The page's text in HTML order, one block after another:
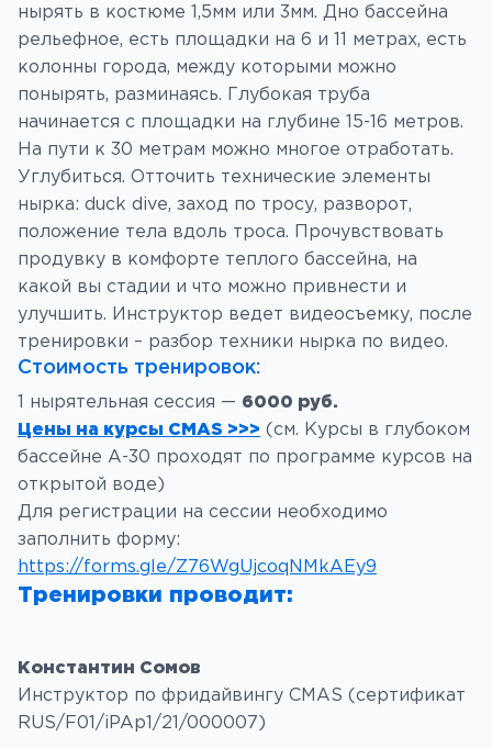
нырять в костюме 1,5мм или 3мм. Дно бассейна
рельефное, есть площадки на 6 и 11 метрах, есть
колонны города, между которыми можно
понырять, разминаясь. Глубокая труба
начинается с площадки на глубине 15-16 метров.
На пути к 30 метрам можно многое отработать.
Углубиться. Отточить технические элементы
нырка: duck dive, заход по тросу, разворот,
положение тела вдоль троса. Прочувствовать
продувку в комфорте теплого бассейна, на
какой вы стадии и что можно привнести и
улучшить. Инструктор ведет видеосъемку, после
тренировки – разбор техники нырка по видео.
Стоимость тренировок:
1 нырятельная сессия — 6000 руб.
Цены на курсы CMAS >>> (см. Курсы в глубоком
бассейне А-30 проходят по программе курсов на
открытой воде)
Для регистрации на сессии необходимо
заполнить форму:
https://forms.gle/Z76WgUjcoqNMkAEy9
Тренировки проводит:
Константин Сомов
Инструктор по фридайвингу CMAS (сертификат
RUS/F01/iPAp1/21/000007)